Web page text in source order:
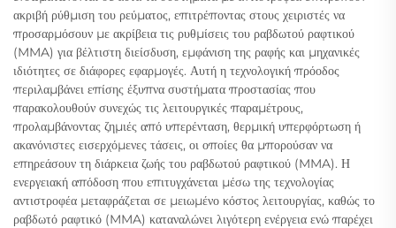
ακριβή ρύθμιση του ρεύματος, επιτρέποντας στους χειριστές να
προσαρμόσουν με ακρίβεια τις ρυθμίσεις του ραβδωτού ραφτικού
(MMA) για βέλτιστη διείσδυση, εμφάνιση της ραφής και μηχανικές
ιδιότητες σε διάφορες εφαρμογές. Αυτή η τεχνολογική πρόοδος
περιλαμβάνει επίσης έξυπνα συστήματα προστασίας που
παρακολουθούν συνεχώς τις λειτουργικές παραμέτρους,
προλαμβάνοντας ζημιές από υπερένταση, θερμική υπερφόρτωση ή
ακανόνιστες εισερχόμενες τάσεις, οι οποίες θα μπορούσαν να
επηρεάσουν τη διάρκεια ζωής του ραβδωτού ραφτικού (MMA). Η
ενεργειακή απόδοση που επιτυγχάνεται μέσω της τεχνολογίας
αντιστροφέα μεταφράζεται σε μειωμένο κόστος λειτουργίας, καθώς το
ραβδωτό ραφτικό (MMA) καταναλώνει λιγότερη ενέργεια ενώ παρέχει